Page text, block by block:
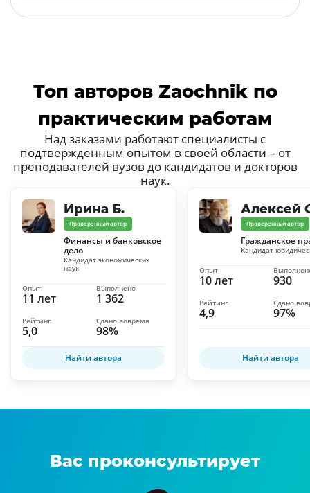
Топ авторов Zaochnik по
практическим работам
Над заказами работают специалисты с
подтвержденным опытом в своей области – от
преподавателей вузов до кандидатов и докторов
наук.
Ирина Б.
Проверенный автор
Финансы и банковское
дело
Кандидат экономических
наук
11 лет
Опыт
1 362
Выполнено
5,0
Рейтинг
98%
Сдано вовремя
Найти автора
Алексей
Проверенный автор
Гражданское
Кандидат
10 лет
Опыт
930
4,9
Рейтинг
97%
Сдано
Найти автора
Вас проконсультирует